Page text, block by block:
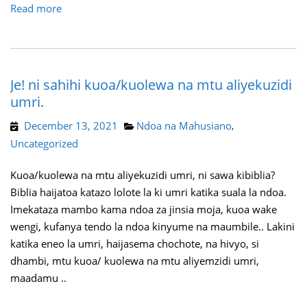
Read more
Je! ni sahihi kuoa/kuolewa na mtu aliyekuzidi
umri.
December 13, 2021 Ndoa na Mahusiano,
Uncategorized
Kuoa/kuolewa na mtu aliyekuzidi umri, ni sawa kibiblia?
Biblia haijatoa katazo lolote la ki umri katika suala la ndoa.
Imekataza mambo kama ndoa za jinsia moja, kuoa wake
wengi, kufanya tendo la ndoa kinyume na maumbile.. Lakini
katika eneo la umri, haijasema chochote, na hivyo, si
dhambi, mtu kuoa/ kuolewa na mtu aliyemzidi umri,
maadamu ..